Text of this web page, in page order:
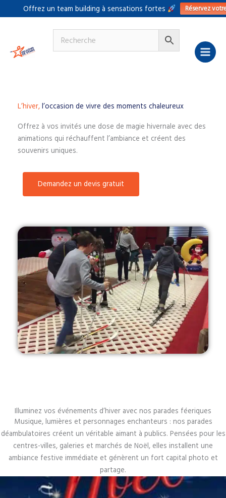
Offrez un team building à sensations fortes Réservez
au
L’hiver, l’occasion de vivre des moments chaleureux
Offrez à vos invités une dose de magie hivernale avec des
animations qui réchauffent l’ambiance et créent des
souvenirs uniques.
Demandez un devis gratuit
Illuminez vos événements d’hiver avec nos parades féeriques
Musique, lumières et personnages enchanteurs : nos parades
déambulatoires créent un véritable aimant à publics. Pensées pour les
centres-villes, galeries et marchés de Noël, elles installent une
ambiance festive immédiate et génèrent un fort capital photo et
partage.